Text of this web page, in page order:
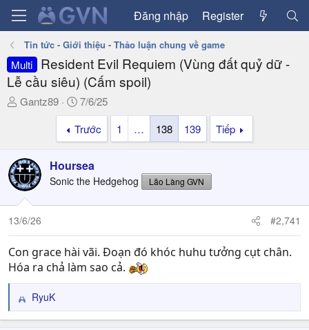
Đăng nhập Register
Tin tức - Giới thiệu - Thảo luận chung về game
Multi
Resident Evil Requiem (Vùng đất quỷ dữ -
Lễ cầu siêu) (Cấm spoil)
T
a
d
s
t
a
e
r
Gantz89
N
g
à
y
ử
i
7/6/25
Trước
1 … 138 139 Tiếp
Hoursea
Sonic the Hedgehog Lão Làng GVN
13/6/26 #2,741
Con grace hài vãi. Đoạn đó khóc huhu tưởng cụt chân.
Hóa ra chả làm sao cả.
R
e
RyuK